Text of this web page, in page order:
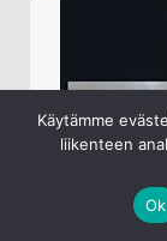
Käytämme
liikenteen
Ok